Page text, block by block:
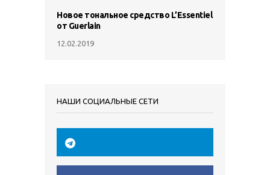
Новое тональное средство L’Essentiel
от Guerlain
12.02.2019
НАШИ СОЦИАЛЬНЫЕ СЕТИ